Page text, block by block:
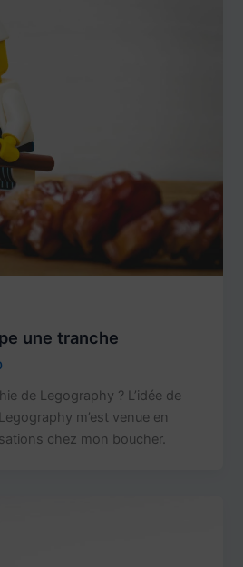
une tranche
de Legography ? L’idée de
m’est venue en
chez mon boucher.